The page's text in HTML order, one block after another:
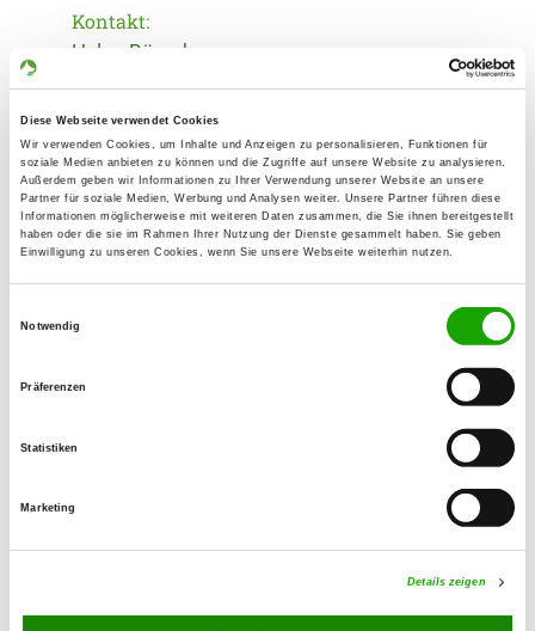
Diese Webseite verwendet Cookies
Wir verwenden Cookies, um Inhalte und Anzeigen zu personalisieren, Funktionen für
soziale Medien anbieten zu können und die Zugriffe auf unsere Website zu analysieren.
Außerdem geben wir Informationen zu Ihrer Verwendung unserer Website an unsere
Partner für soziale Medien, Werbung und Analysen weiter. Unsere Partner führen diese
Informationen möglicherweise mit weiteren Daten zusammen, die Sie ihnen bereitgestellt
haben oder die sie im Rahmen Ihrer Nutzung der Dienste gesammelt haben. Sie geben
Einwilligung zu unseren Cookies, wenn Sie unsere Webseite weiterhin nutzen.
Notwendig
Präferenzen
Statistiken
Marketing
Details zeigen
Kontakt:
Helga Börsch
Übungsplatz:
Am Gleis Dreieck
45329 Essen
E-Mail:
talkowsky66@web.de
Angebot:
RallyObedience
Übungszeiten im Sommer: